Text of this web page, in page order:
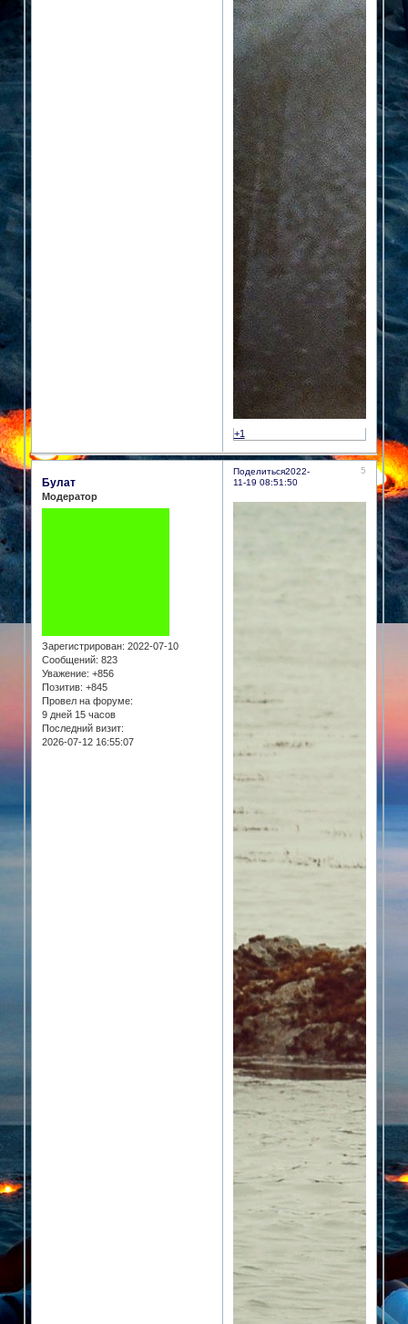
+1
Поделиться 5
2022-
11-19 08:51:50
Булат
Модератор
Зарегистрирован: 2022-07-10
Сообщений: 823
Уважение: +856
Позитив: +845
Провел на форуме:
9 дней 15 часов
Последний визит:
2026-07-12 16:55:07